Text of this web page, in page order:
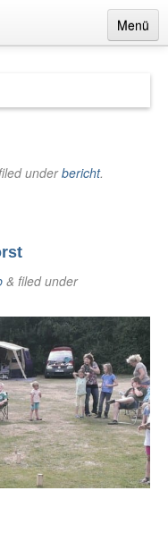
Menü
underbericht.
& filed under